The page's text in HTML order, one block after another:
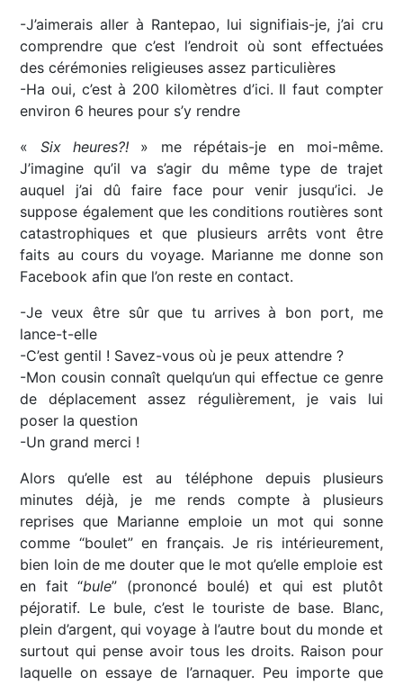
-J’aimerais aller à Rantepao, lui signifiais-je, j’ai cru
comprendre que c’est l’endroit où sont effectuées
des cérémonies religieuses assez particulières
-Ha oui, c’est à 200 kilomètres d’ici. Il faut compter
environ 6 heures pour s’y rendre
« Six heures?! » me répétais-je en moi-même.
J’imagine qu’il va s’agir du même type de trajet
auquel j’ai dû faire face pour venir jusqu’ici. Je
suppose également que les conditions routières sont
catastrophiques et que plusieurs arrêts vont être
faits au cours du voyage. Marianne me donne son
Facebook afin que l’on reste en contact.
-Je veux être sûr que tu arrives à bon port, me
lance-t-elle
-C’est gentil ! Savez-vous où je peux attendre ?
-Mon cousin connaît quelqu’un qui effectue ce genre
de déplacement assez régulièrement, je vais lui
poser la question
-Un grand merci !
Alors qu’elle est au téléphone depuis plusieurs
minutes déjà, je me rends compte à plusieurs
reprises que Marianne emploie un mot qui sonne
comme “boulet” en français. Je ris intérieurement,
bien loin de me douter que le mot qu’elle emploie est
en fait “bule” (prononcé boulé) et qui est plutôt
péjoratif. Le bule, c’est le touriste de base. Blanc,
plein d’argent, qui voyage à l’autre bout du monde et
surtout qui pense avoir tous les droits. Raison pour
laquelle on essaye de l’arnaquer. Peu importe que